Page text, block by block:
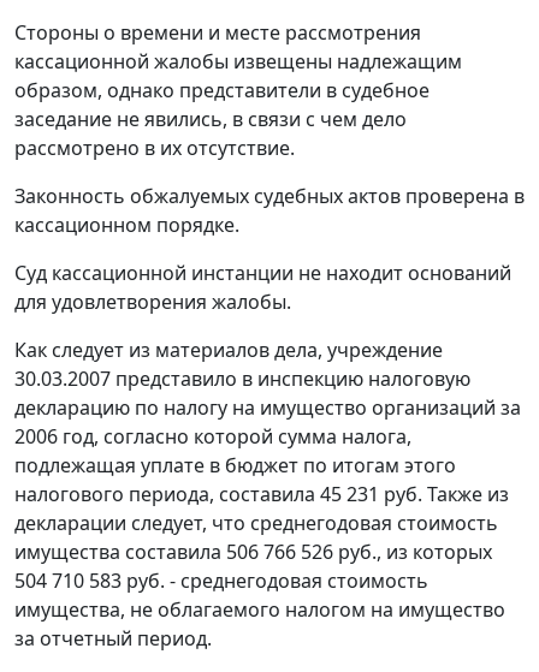
Стороны о времени и месте рассмотрения
кассационной жалобы извещены надлежащим
образом, однако представители в судебное
заседание не явились, в связи с чем дело
рассмотрено в их отсутствие.
Законность обжалуемых судебных актов проверена в
кассационном порядке.
Суд кассационной инстанции не находит оснований
для удовлетворения жалобы.
Как следует из материалов дела, учреждение
30.03.2007 представило в инспекцию налоговую
декларацию по налогу на имущество организаций за
2006 год, согласно которой сумма налога,
подлежащая уплате в бюджет по итогам этого
налогового периода, составила 45 231 руб. Также из
декларации следует, что среднегодовая стоимость
имущества составила 506 766 526 руб., из которых
504 710 583 руб. - среднегодовая стоимость
имущества, не облагаемого налогом на имущество
за отчетный период.